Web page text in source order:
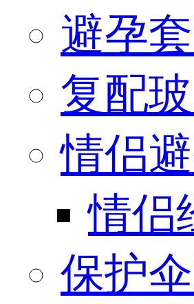
避孕
复配
情侣
情侣
保护